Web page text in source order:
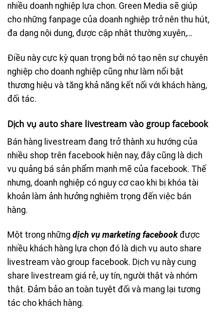
nhiều doanh nghiệp lựa chọn. Green Media sẽ giúp
cho những fanpage của doanh nghiệp trở nên thu hút,
đa dạng nội dung, được cập nhật thường xuyên,…
Điều này cực kỳ quan trọng bởi nó tạo nên sự chuyên
nghiệp cho doanh nghiệp cũng như làm nổi bật
thương hiệu và tăng khả năng kết nối với khách hàng,
đối tác.
Dịch vụ auto share livestream vào group facebook
Bán hàng livestream đang trở thành xu hướng của
nhiều shop trên facebook hiện nay, đây cũng là dịch
vụ quảng bá sản phẩm mạnh mẽ của facebook. Thế
nhưng, doanh nghiệp có nguy cơ cao khi bị khóa tài
khoản làm ảnh hưởng nghiêm trọng đến việc bán
hàng.
Một trong những dịch vụ marketing facebookđược
nhiều khách hàng lựa chọn đó là dịch vụ auto share
livestream vào group facebook. Dịch vụ này cung
share livestream giá rẻ, uy tín, người thật và nhóm
thật. Đảm bảo an toàn tuyệt đối và mang lại tương
tác cho khách hàng.